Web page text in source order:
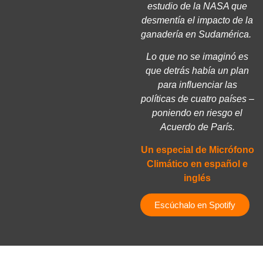
estudio de la NASA que
desmentía el impacto de la
ganadería en Sudamérica.
Lo que no se imaginó es
que detrás había un plan
para influenciar las
políticas de cuatro países –
poniendo en riesgo el
Acuerdo de París.
Un especial de Micrófono
Climático en español e
inglés
Escúchalo en Spotify